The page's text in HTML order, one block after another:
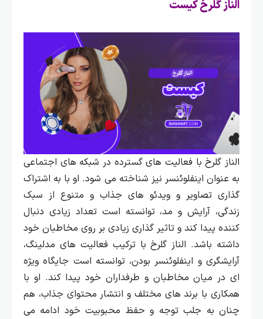
الناز گلرخ کیست
الناز گلرخ با فعالیت‌ های گسترده در شبکه‌ های اجتماعی
به عنوان اینفلوئنسر نیز شناخته می‌ شود. او با به اشتراک‌
گذاری تصاویر و ویدئو های جذاب و متنوع از سبک
زندگی، آرایش و مد، توانسته است تعداد زیادی دنبال‌
کننده پیدا کند و تاثیر گذاری زیادی بر روی مخاطبان خود
داشته باشد. الناز گلرخ با ترکیب فعالیت‌ های مدلینگ،
آرایشگری و اینفلوئنسر بودن، توانسته است جایگاه ویژه‌
ای در میان مخاطبان و طرفداران خود پیدا کند. او با
همکاری با برند های مختلف و انتشار محتوای جذاب، هم
چنان به جلب توجه و حفظ محبوبیت خود ادامه می‌